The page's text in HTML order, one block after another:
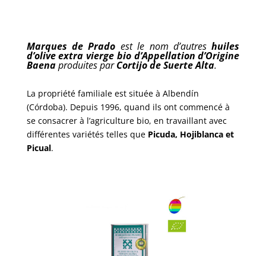
Marques de Prado est le nom d’autreshuiles
d’olive extra vierge bio d’Appellation d’Origine
Baenaproduites parCortijo de Suerte Alta.
La propriété familiale est située à Albendín
(Córdoba). Depuis 1996, quand ils ont commencé à
se consacrer à l’agriculture bio, en travaillant avec
différentes variétés telles que Picuda, Hojiblanca et
Picual.